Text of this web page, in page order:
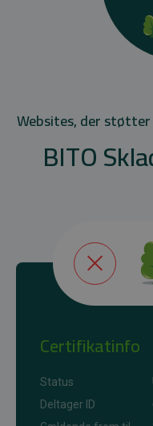
Websites, der
BITO
Certifikatinfo
Status
Deltager ID